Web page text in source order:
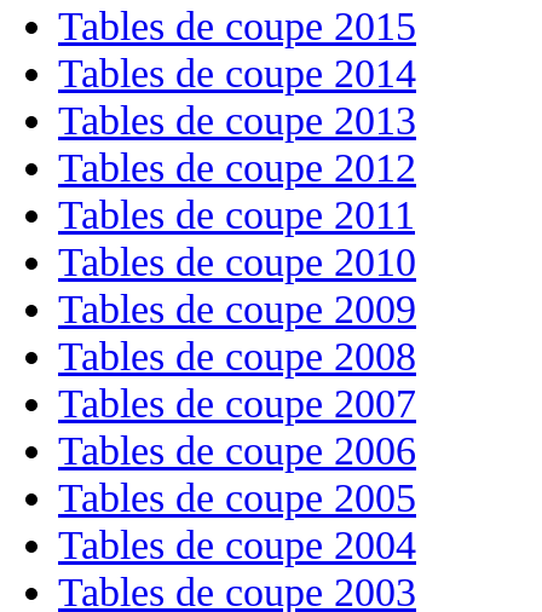
Tables de coupe 2015
Tables de coupe 2014
Tables de coupe 2013
Tables de coupe 2012
Tables de coupe 2011
Tables de coupe 2010
Tables de coupe 2009
Tables de coupe 2008
Tables de coupe 2007
Tables de coupe 2006
Tables de coupe 2005
Tables de coupe 2004
Tables de coupe 2003